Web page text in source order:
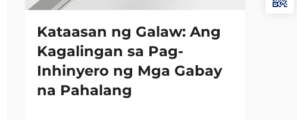
Kataasan ng Galaw: Ang
Kagalingan sa Pag-
Inhinyero ng Mga Gabay
na Pahalang